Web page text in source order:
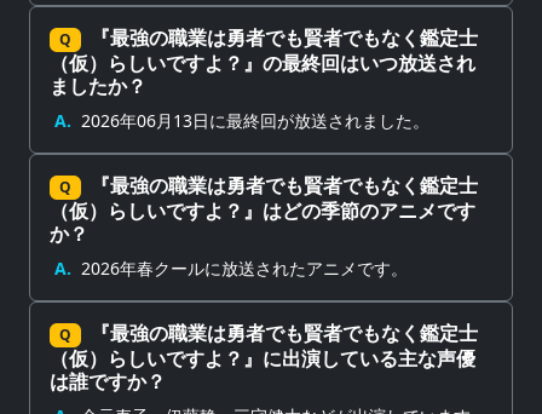
Q
『最強の職業は勇者でも賢者でもなく鑑定士
（仮）らしいですよ？』の最終回はいつ放送され
ましたか？
A. 2026年06月13日に最終回が放送されました。
Q
『最強の職業は勇者でも賢者でもなく鑑定士
（仮）らしいですよ？』はどの季節のアニメです
か？
A. 2026年春クールに放送されたアニメです。
Q
『最強の職業は勇者でも賢者でもなく鑑定士
（仮）らしいですよ？』に出演している主な声優
は誰ですか？